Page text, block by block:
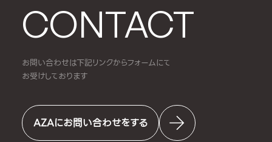
CONTACT
お問い合わせは下記リンクからフォームにて
お受けしております
AZAにお問い合わせをする